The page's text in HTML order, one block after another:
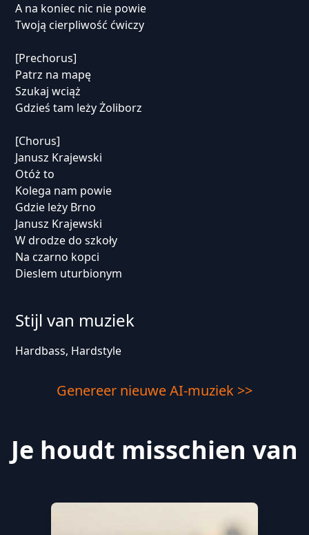
A na koniec nic nie powie
Twoją cierpliwość ćwiczy
[Prechorus]
Patrz na mapę
Szukaj wciąż
Gdzieś tam leży Żoliborz
[Chorus]
Janusz Krajewski
Otóż to
Kolega nam powie
Gdzie leży Brno
Janusz Krajewski
W drodze do szkoły
Na czarno kopci
Dieslem uturbionym
Stijl van muziek
Hardbass, Hardstyle
Genereer nieuwe AI-muziek >>
Je houdt misschien van